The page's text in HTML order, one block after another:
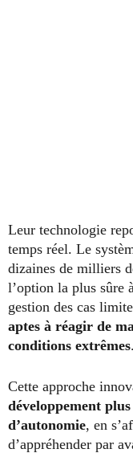
Leur technologie
temps réel. Le
dizaines de milliers
l’option la plus sûre
gestion des cas
aptes à réagir de
conditions extrêmes.
Cette approche
développement
d’autonomie, en
d’appréhender par